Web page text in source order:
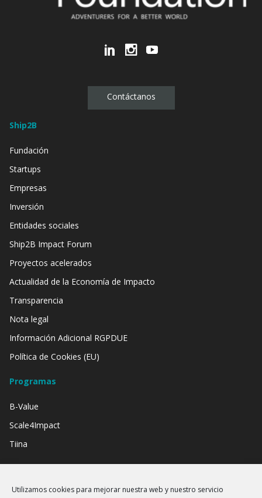
Utilizamos cookies para mejorar nuestra web y nuestro servicio
Contáctanos
Ship2B
Fundación
Startups
Empresas
Inversión
Entidades sociales
Ship2B Impact Forum
Proyectos acelerados
Actualidad de la Economía de Impacto
Transparencia
Nota legal
Información Adicional RGPDUE
Política de Cookies (EU)
Programas
B-Value
Scale4Impact
Tiina